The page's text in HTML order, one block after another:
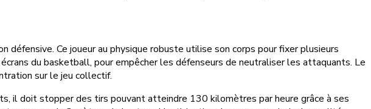
Ce joueur au physique robuste utilise son corps pour fixer plusieurs
du basketball, pour empêcher les défenseurs de neutraliser les attaquants. Le
sur le jeu collectif.
il doit stopper des tirs pouvant atteindre 130 kilomètres par heure grâce à ses